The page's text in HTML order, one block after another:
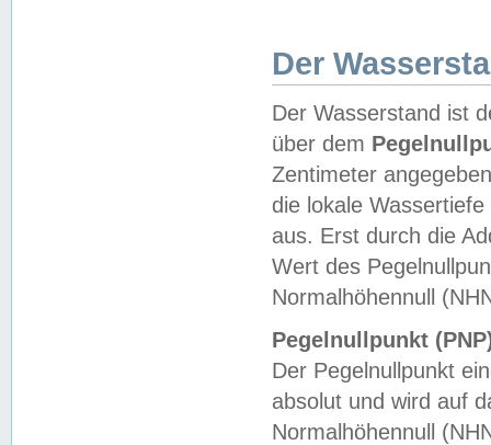
Der
Der Wasserstand ist
über dem
Zentimeter
die lokale
aus. Erst durch die
Wert des
Normalhöhennull
Pegelnullpunkt
Der Pegelnullpunkt
absolut und wird auf
Normalhöhennull